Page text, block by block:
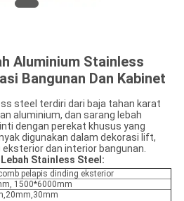
Aluminium Stainless
Bangunan Dan Kabinet
steel terdiri dari baja tahan karat
aluminium, dan sarang lebah
dengan perekat khusus yang
digunakan dalam dekorasi lift,
eksterior dan interior bangunan.
Stainless Steel:
pelapis dinding eksterior
1500*6000mm